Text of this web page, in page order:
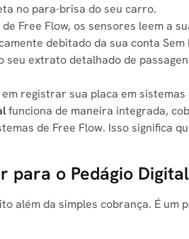
no para-brisa do seu carro.
Free Flow, os sensores leem a
debitado da sua conta Sem
seu extrato detalhado de
registrar sua placa em
funciona de maneira integrada,
de Free Flow. Isso significa
para o Pedágio Digital
além da simples cobrança. É um